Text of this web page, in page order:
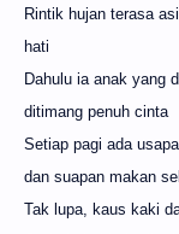
Rintik hujan terasa
hati
Dahulu ia anak yang
ditimang penuh cinta
Setiap pagi ada
dan suapan makan
Tak lupa, kaus kaki